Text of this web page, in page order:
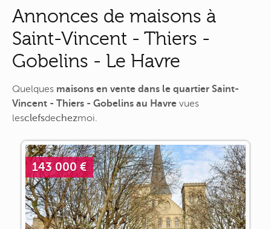
Annonces de maisons à
Saint-Vincent - Thiers -
Gobelins - Le Havre
Quelques maisons en vente dans le quartier Saint-
Vincent - Thiers - Gobelins au Havre vues
lesclefsdechezmoi.
143 000 €